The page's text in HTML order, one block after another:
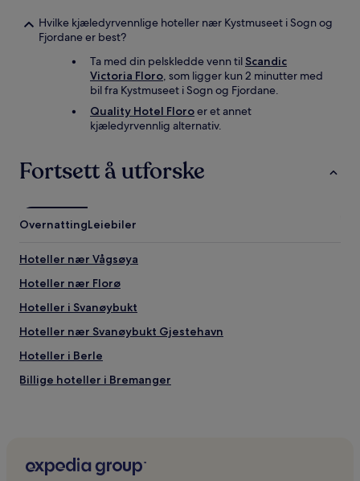
Hvilke kjæledyrvennlige hoteller nær Kystmuseet i Sogn og
Fjordane er best?
Ta med din pelskledde venn til Scandic
Victoria Floro, som ligger kun 2 minutter med
bil fra Kystmuseet i Sogn og Fjordane.
Quality Hotel Floroer et annet
kjæledyrvennlig alternativ.
Fortsett å utforske
OvernattingLeiebiler
Hoteller nær Vågsøya
Hoteller nær Florø
Hoteller i Svanøybukt
Hoteller nær Svanøybukt Gjestehavn
Hoteller i Berle
Billige hoteller i Bremanger
Hoteller nær Svanøy Hovedgård